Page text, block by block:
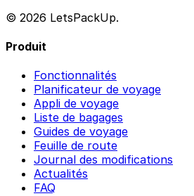
© 2026 LetsPackUp.
Produit
Fonctionnalités
Planificateur de voyage
Appli de voyage
Liste de bagages
Guides de voyage
Feuille de route
Journal des modifications
Actualités
FAQ